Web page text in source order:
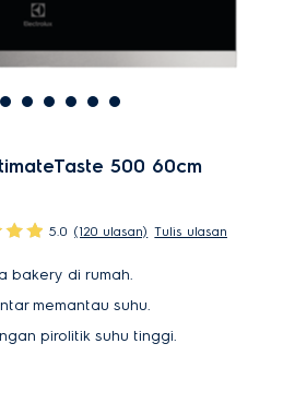
500 60cm
5.0 (120 ulasan) Tulis ulasan
bakery di rumah.
memantau suhu.
pirolitik suhu tinggi.